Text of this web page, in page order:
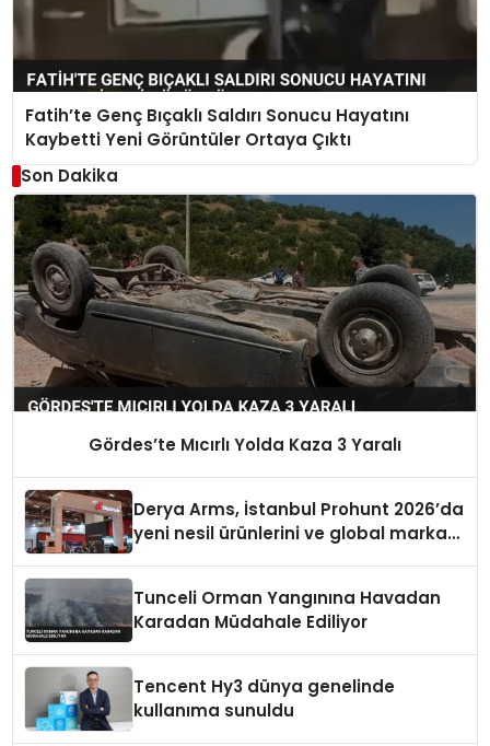
Fatih’te Genç Bıçaklı Saldırı Sonucu Hayatını
Kaybetti Yeni Görüntüler Ortaya Çıktı
Son Dakika
Gördes’te Mıcırlı Yolda Kaza 3 Yaralı
Derya Arms, İstanbul Prohunt 2026’da
yeni nesil ürünlerini ve global marka
Tunceli Orman Yangınına Havadan
Karadan Müdahale Ediliyor
Tencent Hy3 dünya genelinde
kullanıma sunuldu